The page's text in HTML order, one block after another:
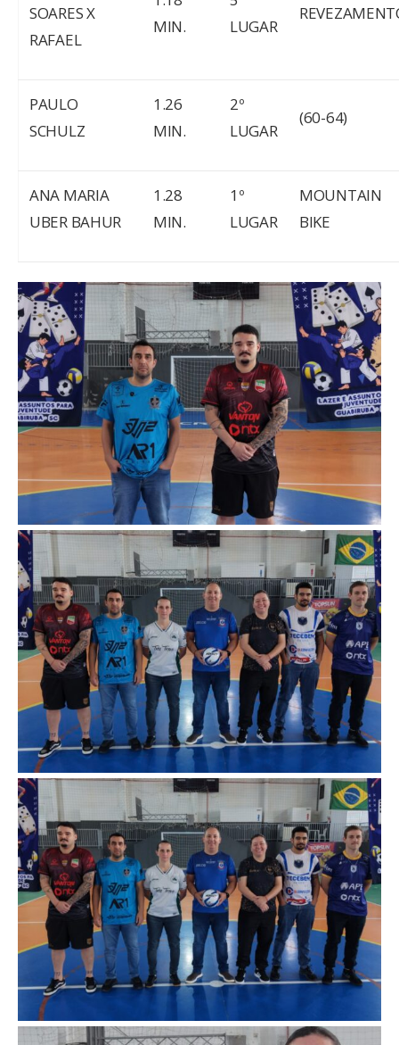
SOARES X
RAFAEL
MIN.
LUGAR
PAULO
SCHULZ
1.26
MIN.
2º
LUGAR
(60-64)
ANA MARIA
UBER BAHUR
1.28
MIN.
1º
LUGAR
MOUNTAIN
BIKE